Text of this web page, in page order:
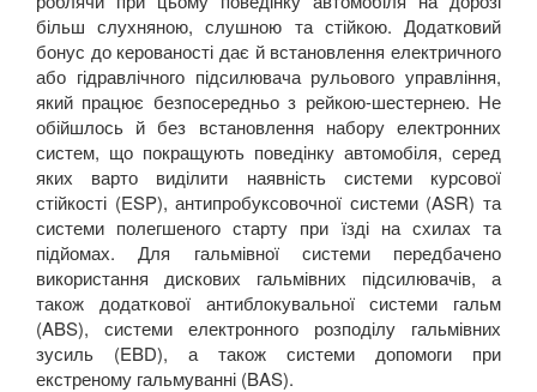
більш слухняною, слушною та стійкою. Додатковий
бонус до керованості дає й встановлення електричного
або гідравлічного підсилювача рульового управління,
який працює безпосередньо з рейкою-шестернею. Не
обійшлось й без встановлення набору електронних
систем, що покращують поведінку автомобіля, серед
яких варто виділити наявність системи курсової
стійкості (ESP), антипробуксовочної системи (ASR) та
системи полегшеного старту при їзді на схилах та
підйомах. Для гальмівної системи передбачено
використання дискових гальмівних підсилювачів, а
також додаткової антиблокувальної системи гальм
(ABS), системи електронного розподілу гальмівних
зусиль (EBD), а також системи допомоги при
екстреному гальмуванні (BAS).